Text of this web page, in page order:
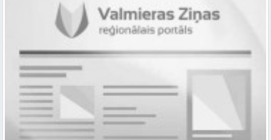
(turpmāk – IKT) saistīto problēmu pieteikumu pārvaldību un
operatīvu risināšanu; nodrošināt datortehnikas lietotāju atbalstu
un ar to saistīto problēmsituāciju risināšanu; uzstādīt, konfigurēt,
diagnosticēt un modernizēt Pašvaldības iestāžu datortehniku,
datortīklus un programmatūru, novērst kļūmes to darbībā;
kontrolēt ārējo pakalpojumu sniedzēju darbu izpildi Pašvaldības
iestādēs infrastruktūras uzturēšanā; sagatavot priekšlikumus par
IKT nomaiņu un efektīvāku izmantošanu; un ja Tev ir: vismaz vidējā
profesionālā izglītība informācijas tehnoloģiju jomā; darba
pieredze (ar informācijas tehnoloģijām saistītā jomā); izpratne par
datortehnikas un biroja tehnikas uzbūvi un problēmu risināšanas
secību; izpratne par datortīkla uzbūvi, tīkla iekārtu darbības
principiem; valsts valodas prasmes atbilstoši Valsts valodas likuma